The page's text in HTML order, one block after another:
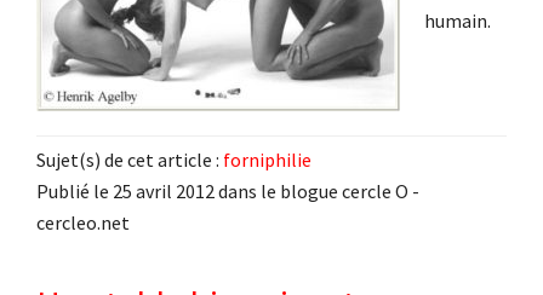
humain.
Sujet(s) de cet article : forniphilie
Publié le 25 avril 2012 dans le blogue cercle O -
cercleo.net